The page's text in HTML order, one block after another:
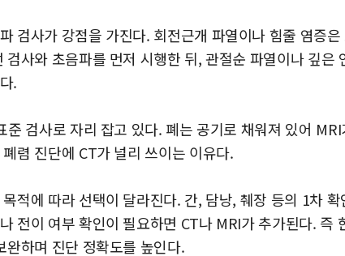
검사가 강점을 가진다. 회전근개 파열이나 힘줄 염증
검사와 초음파를 먼저 시행한 뒤, 관절순 파열이나 깊은
.
준 검사로 자리 잡고 있다. 폐는 공기로 채워져 있어
렴 진단에 CT가 널리 쓰이는 이유다.
적에 따라 선택이 달라진다. 간, 담낭, 췌장 등의 1차
전이 여부 확인이 필요하면 CT나 MRI가 추가된다. 즉
완하며 진단 정확도를 높인다.